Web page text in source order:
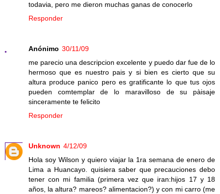
todavia, pero me dieron muchas ganas de conocerlo
Responder
Anónimo 30/11/09
me parecio una descripcion excelente y puedo dar fue de lo
hermoso que es nuestro pais y si bien es cierto que su
altura produce panico pero es gratificante lo que tus ojos
pueden comtemplar de lo maravilloso de su pàisaje
sinceramente te felicito
Responder
Unknown 4/12/09
Hola soy Wilson y quiero viajar la 1ra semana de enero de
Lima a Huancayo. quisiera saber que precauciones debo
tener con mi familia (primera vez que iran:hijos 17 y 18
años, la altura? mareos? alimentacion?) y con mi carro (me